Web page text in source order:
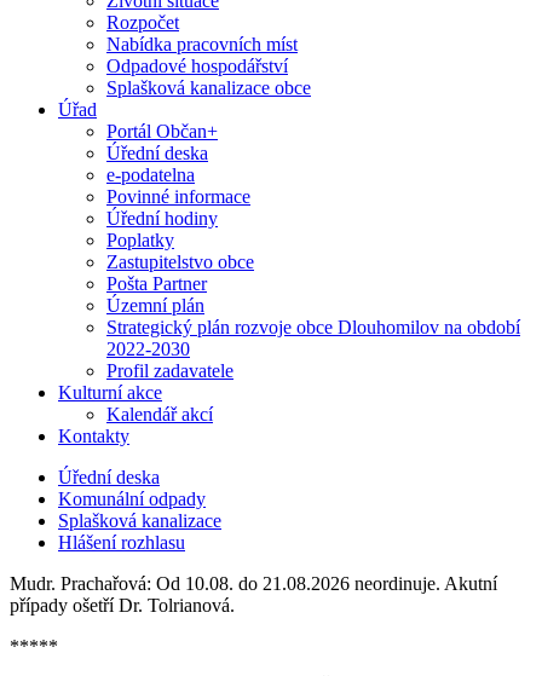
Rozpočet
Nabídka pracovních míst
Odpadové hospodářství
Splašková kanalizace obce
Úřad
Portál Občan+
Úřední deska
e-podatelna
Povinné informace
Úřední hodiny
Poplatky
Zastupitelstvo obce
Pošta Partner
Územní plán
Strategický plán rozvoje obce Dlouhomilov na období
2022-2030
Profil zadavatele
Kulturní akce
Kalendář akcí
Kontakty
Úřední deska
Komunální odpady
Splašková kanalizace
Hlášení rozhlasu
Mudr. Prachařová: Od 10.08. do 21.08.2026 neordinuje. Akutní
případy ošetří Dr. Tolrianová.
*****